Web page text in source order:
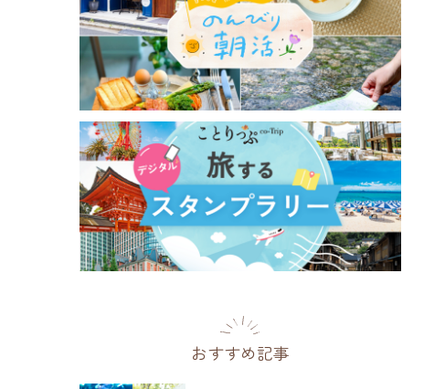
【2026最新】大人のご褒美旅
に。星野リゾートで味わう旅のご
当地パフェ9選。プレミアムフル
ーツや進化系夜パフェまで
2026.07.08
おすすめ記事